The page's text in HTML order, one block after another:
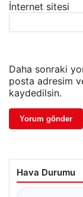
İnternet sitesi
Daha sonraki
posta adresim
kaydedilsin.
Hava Durumu